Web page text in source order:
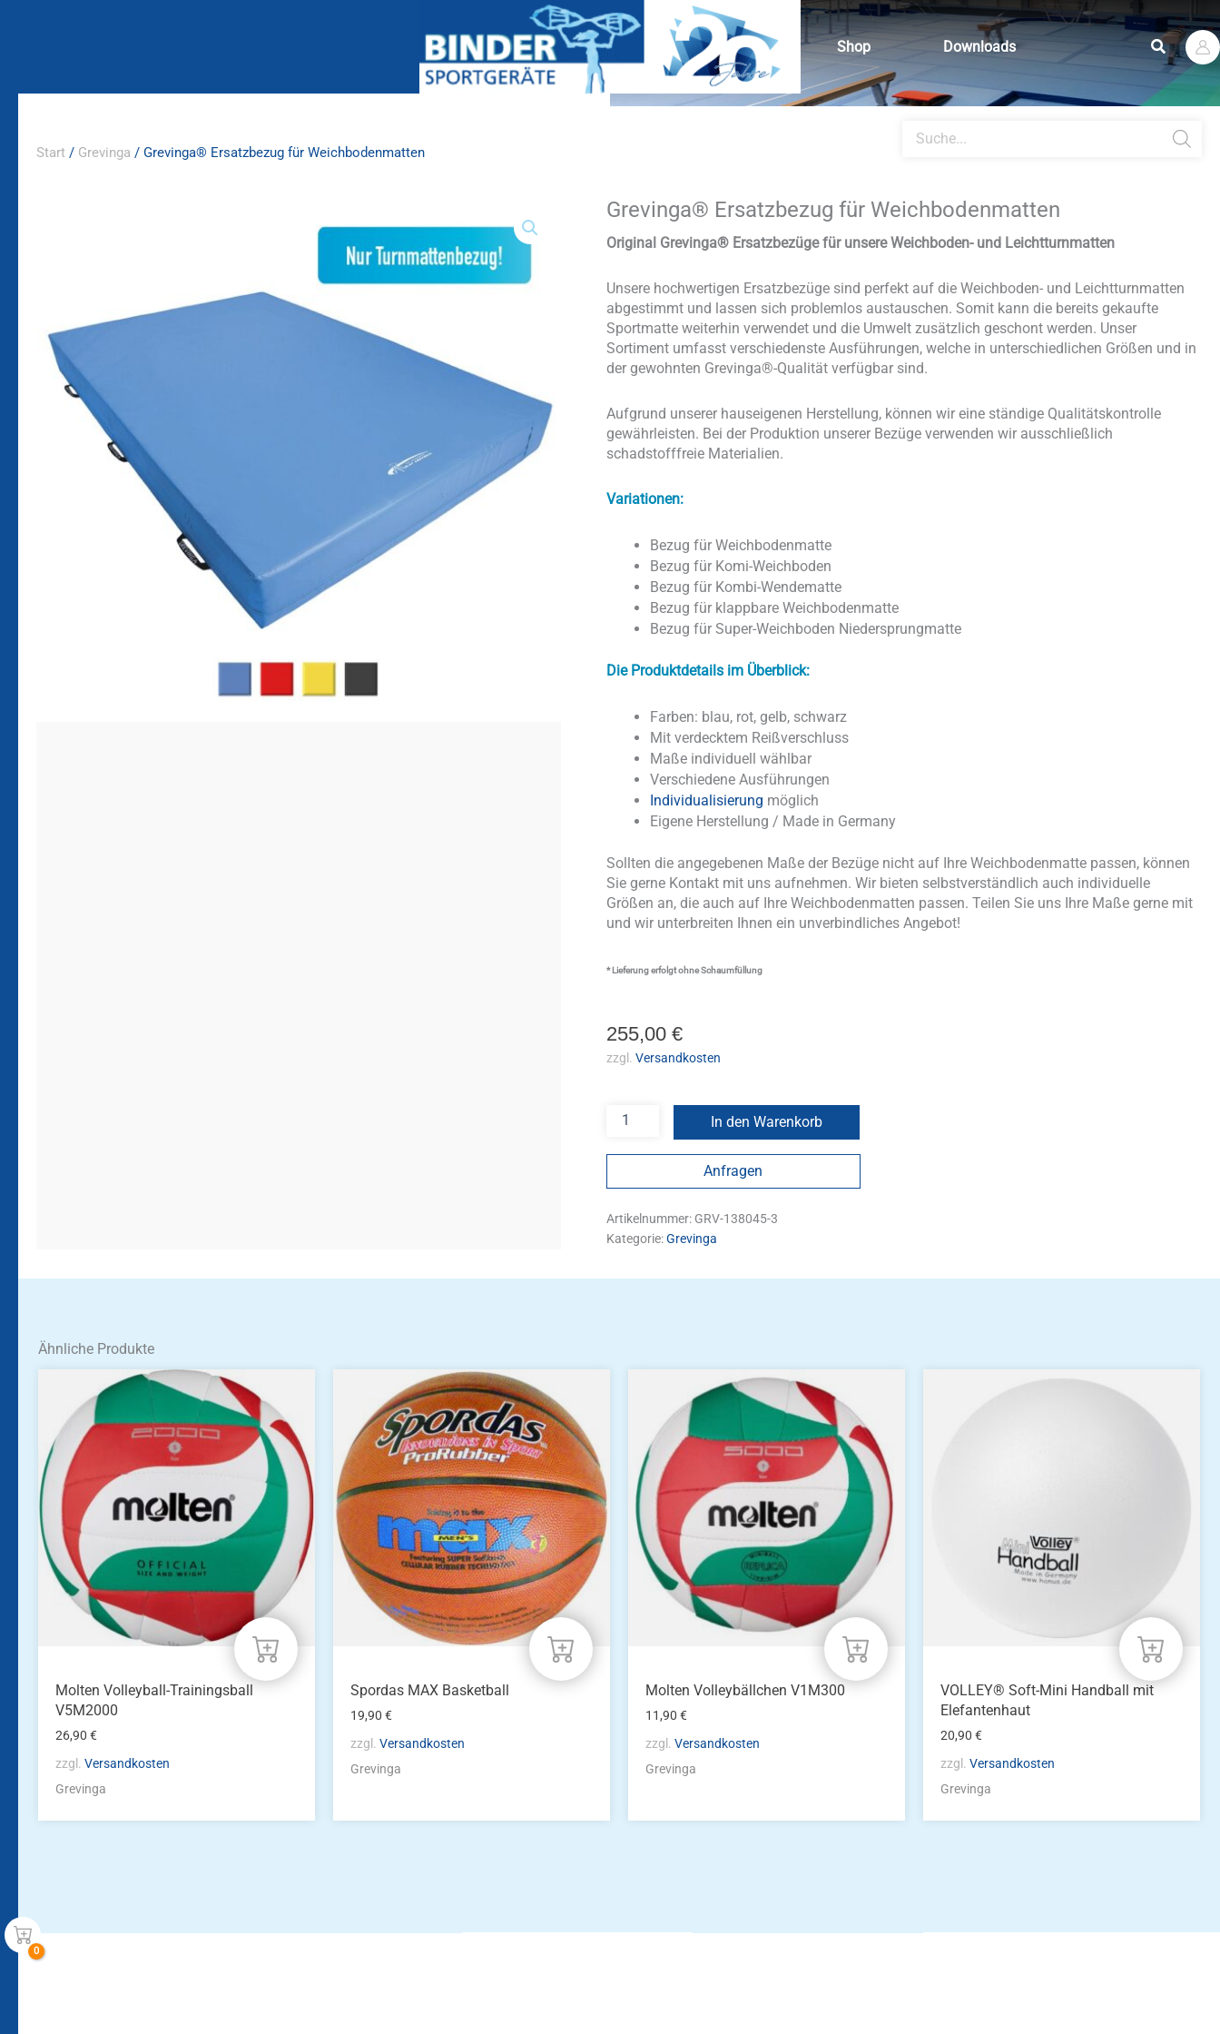
Shop Downloads Suchen
search
Start / Grevinga / Grevinga® Ersatzbezug für Weichbodenmatten
Grevinga® Ersatzbezug für Weichbodenmatten
Original Grevinga® Ersatzbezüge für unsere Weichboden- und Leichtturnmatten
Unsere hochwertigen Ersatzbezüge sind perfekt auf die Weichboden- und Leichtturnmatten
abgestimmt und lassen sich problemlos austauschen. Somit kann die bereits gekaufte
Sportmatte weiterhin verwendet und die Umwelt zusätzlich geschont werden. Unser
Sortiment umfasst verschiedenste Ausführungen, welche in unterschiedlichen Größen und in
der gewohnten Grevinga®-Qualität verfügbar sind.
Aufgrund unserer hauseigenen Herstellung, können wir eine ständige Qualitätskontrolle
gewährleisten. Bei der Produktion unserer Bezüge verwenden wir ausschließlich
schadstofffreie Materialien.
Variationen:
Bezug für Weichbodenmatte
Bezug für Komi-Weichboden
Bezug für Kombi-Wendematte
Bezug für klappbare Weichbodenmatte
Bezug für Super-Weichboden Niedersprungmatte
Die Produktdetails im Überblick:
Farben: blau, rot, gelb, schwarz
Mit verdecktem Reißverschluss
Maße individuell wählbar
Verschiedene Ausführungen
Individualisierung möglich
Eigene Herstellung / Made in Germany
Sollten die angegebenen Maße der Bezüge nicht auf Ihre Weichbodenmatte passen, können
Sie gerne Kontakt mit uns aufnehmen. Wir bieten selbstverständlich auch individuelle
Größen an, die auch auf Ihre Weichbodenmatten passen. Teilen Sie uns Ihre Maße gerne mit
und wir unterbreiten Ihnen ein unverbindliches Angebot!
* Lieferung erfolgt ohne Schaumfüllung
255,00 €
zzgl. Versandkosten
Grevinga®
Ersatzbezug
für
In den Warenkorb
Anfragen
Artikelnummer: GRV-138045-3
Kategorie:Grevinga
Ähnliche Produkte
Molten Volleyball-Trainingsball
V5M2000
26,90€
zzgl.Versandkosten
Grevinga
Spordas MAX Basketball
19,90€
zzgl.Versandkosten
Grevinga
Molten Volleybällchen V1M300
11,90€
zzgl.Versandkosten
Grevinga
VOLLEY® Soft-Mini Handball mit
Elefantenhaut
20,90€
zzgl.Versandkosten
Grevinga